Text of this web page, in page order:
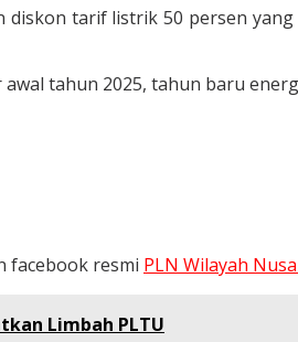
diskon tarif listrik 50 persen
tahun 2025, tahun baru
facebook resmi PLN Wilayah
Limbah PLTU